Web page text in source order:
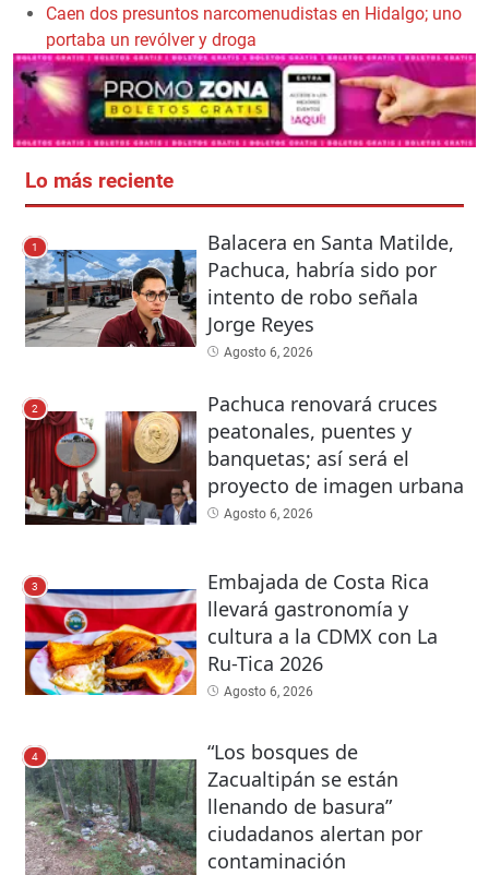
Caen dos presuntos narcomenudistas en Hidalgo; uno
portaba un revólver y droga
Lo más reciente
1
Balacera en Santa Matilde,
Pachuca, habría sido por
intento de robo señala
Jorge Reyes
Agosto 6, 2026
2
Pachuca renovará cruces
peatonales, puentes y
banquetas; así será el
proyecto de imagen urbana
Agosto 6, 2026
3
Embajada de Costa Rica
llevará gastronomía y
cultura a la CDMX con La
Ru-Tica 2026
Agosto 6, 2026
4
“Los bosques de
Zacualtipán se están
llenando de basura”
ciudadanos alertan por
contaminación